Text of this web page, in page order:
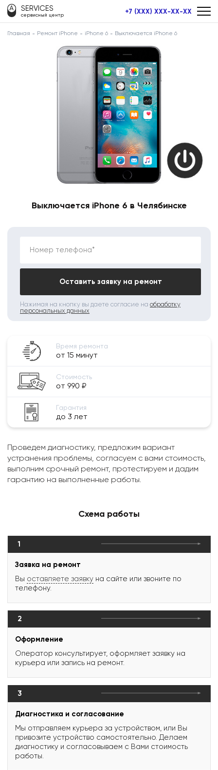
SERVICES
сервисный центр +7 (XXX) XXX-XX-XX
Главная Ремонт iPhone iPhone 6 Выключается iPhone 6
Выключается iPhone 6 в Челябинске
Номер телефона*
Оставить заявку на ремонт
Нажимая на кнопку вы даете согласие на обработку
персональных данных
Время ремонта
от 15 минут
Стоимость
от 990 ₽
Гарантия
до 3 лет
Проведем диагностику, предложим вариант
устранения проблемы, согласуем с вами стоимость,
выполним срочный ремонт, протестируем и дадим
гарантию на выполненные работы.
Схема работы
1
Заявка на ремонт
Вы оставляете заявку на сайте или звоните по
телефону.
2
Оформление
Оператор консультирует, оформляет заявку на
курьера или запись на ремонт.
3
Диагностика и согласование
Мы отправляем курьера за устройством, или Вы
привозите устройство самостоятельно. Делаем
диагностику и согласовываем с Вами стоимость
работы.